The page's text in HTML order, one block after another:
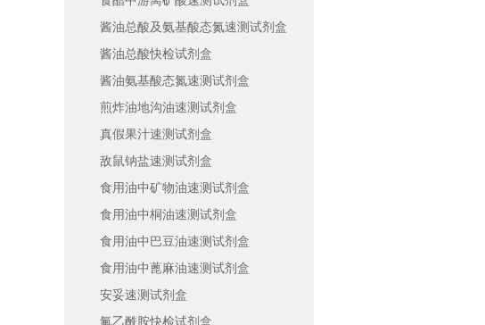
酱油总酸及氨基酸态氮速测试剂盒
酱油总酸快检试剂盒
酱油氨基酸态氮速测试剂盒
煎炸油地沟油速测试剂盒
真假果汁速测试剂盒
敌鼠钠盐速测试剂盒
食用油中矿物油速测试剂盒
食用油中桐油速测试剂盒
食用油中巴豆油速测试剂盒
食用油中蓖麻油速测试剂盒
安妥速测试剂盒
氟乙酰胺快检试剂盒